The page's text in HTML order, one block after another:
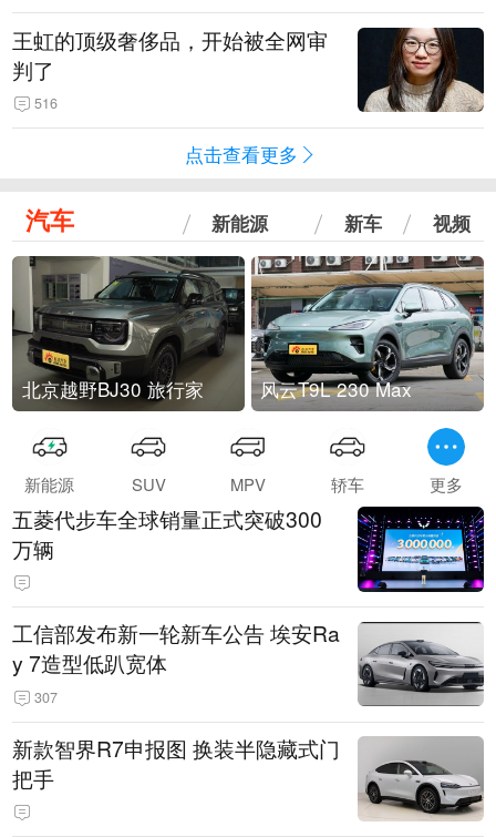
王虹的顶级奢侈品，开始被全网审
判了
516
点击查看更多
汽车 新能源 新车 视频
北京越野BJ30 旅行家 风云T9L 230 Max
新能源 SUV MPV 轿车 更多
五菱代步车全球销量正式突破300
万辆
工信部发布新一轮新车公告 埃安Ra
y 7造型低趴宽体
307
新款智界R7申报图 换装半隐藏式门
把手